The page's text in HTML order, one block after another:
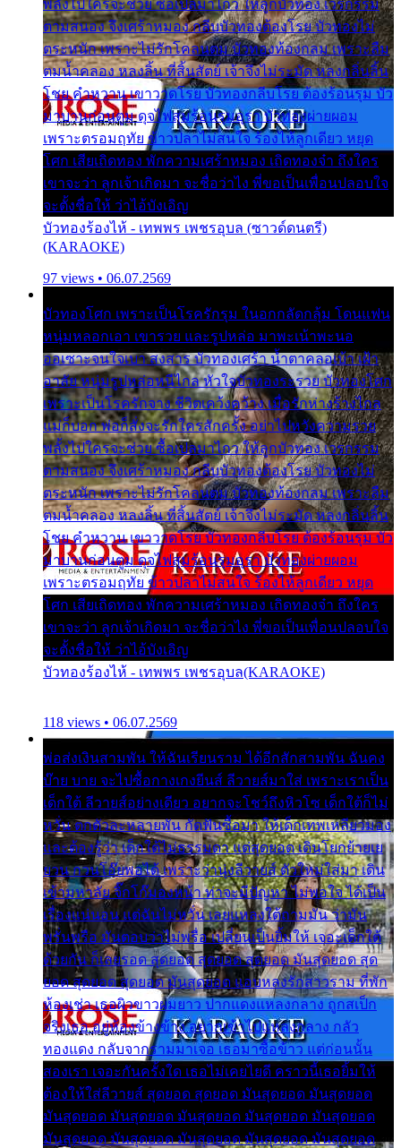
พลั้งไปใครจะช่วย ซื้อเปลมาไกว ให้ลูกบัวทอง เวรกรรม
ตามสนอง จึงเศร้าหมอง กลีบบัวทองต้องโรย บัวทองไม่
ตระหนัก เพราะไม่รักโคลนตม บัวทองท้องกลม เพราะลืม
ตมน้ำคลอง หลงลิ้น ที่สิ้นสัตย์ เจ้าจึงไม่ระมัด หลงกลิ่นลิ้น
โชย คำหวาน เขาวาดโรย บัวทองกลีบโรย ต้องร้อนรุม บัว
มาบานก่อนตูม ดุจไฟสุมร้อนรุมอุรา บัวทองผ่ายผอม
เพราะตรอมฤทัย ข้าวปลาไม่สนใจ ร้องไห้ลูกเดียว หยุด
โศก เสียเถิดทอง พักความเศร้าหมอง เถิดทองจ๋า ถึงใคร
เขาจะว่า ลูกเจ้าเกิดมา จะชื่อว่าไง พี่ขอเป็นเพื่อนปลอบใจ
จะตั้งชื่อให้ ว่าไอ้บังเอิญ
บัวทองร้องไห้ - เทพพร เพชรอุบล (ซาวด์ดนตรี)
(KARAOKE)
97 views • 06.07.2569
บัวทองโศก เพราะเป็นโรครักรุม ในอกกลัดกลุ้ม โดนแฟน
หนุ่มหลอกเอา เขารวย และรูปหล่อ มาพะเน้าพะนอ
ออเซาะจนใจเบา สงสาร บัวทองเศร้า น้ำตาคลอเบ้า เฝ้า
อาลัย หนุ่มรูปหล่อหนีไกล หัวใจบัวทองระรวย บัวทองโศก
เพราะเป็นโรครักจาง ชีวิตเคว้งคว้าง เมื่อรักห่างร้างไกล
แม่ก็บอก พ่อก็สั่งจะรักใครสักครั้ง อย่าไปหวังความรวย
พลั้งไปใครจะช่วย ซื้อเปลมาไกว ให้ลูกบัวทอง เวรกรรม
ตามสนอง จึงเศร้าหมอง กลีบบัวทองต้องโรย บัวทองไม่
ตระหนัก เพราะไม่รักโคลนตม บัวทองท้องกลม เพราะลืม
ตมน้ำคลอง หลงลิ้น ที่สิ้นสัตย์ เจ้าจึงไม่ระมัด หลงกลิ่นลิ้น
โชย คำหวาน เขาวาดโรย บัวทองกลีบโรย ต้องร้อนรุม บัว
มาบานก่อนตูม ดุจไฟสุมร้อนรุมอุรา บัวทองผ่ายผอม
เพราะตรอมฤทัย ข้าวปลาไม่สนใจ ร้องไห้ลูกเดียว หยุด
โศก เสียเถิดทอง พักความเศร้าหมอง เถิดทองจ๋า ถึงใคร
เขาจะว่า ลูกเจ้าเกิดมา จะชื่อว่าไง พี่ขอเป็นเพื่อนปลอบใจ
จะตั้งชื่อให้ ว่าไอ้บังเอิญ
บัวทองร้องไห้ - เทพพร เพชรอุบล(KARAOKE)
118 views • 06.07.2569
พ่อส่งเงินสามพัน ให้ฉันเรียนราม ได้อีกสักสามพัน ฉันคง
บ๊าย บาย จะไปซื้อกางเกงยีนส์ ลีวายส์มาใส่ เพราะเราเป็น
เด็กใต้ ลีวายส์อย่างเดียว อยากจะโชว์ถึงหิวโซ เด็กใต้ก็ไม่
หวั่น ตกตัวละหลายพัน กัดฟันซื้อมา ให้เด็กเทพเหลียวมอง
และต้องรู้ว่า เด็กใต้ไม่ธรรมดา แต่สุดยอด เดินโยกย้ายเย
ยวน กวนโอ๊ยพอได้ เพราะว่านุ่งลีวายส์ ตัวใหม่ใส่มา เดิน
เข้ามหาลัย จิ๊กโก๊มองหน้า ท่าจะมีปัญหา ไม่พอใจ ได้เป็น
เรื่องแน่นอน แต่ฉันไม่หวั่น เลยแหลงใต้ถามมัน ว่ามัน
พรั่นพรือ มันตอบว่าไม่พรื่อ เปลี่ยนเป็นยิ้มให้ เจอะเด็กใต้
ด้วยกัน ก็เลยรอด สุดยอด สุดยอด สุดยอด มันสุดยอด สุด
ยอด สุดยอด สุดยอด มันสุดยอด แอบหลงรักสาวราม ที่พัก
ห้องเช่า เธอผิวขาวผมยาว ปากแดงแหลงกลาง ถูกสเป็ก
จริงเธอ อยู่ห้องข้างข้าง อยากเข้าไปแหลงกลาง กลัว
ทองแดง กลับจากรามมาเจอ เธอมาซื้อข้าว แต่ก่อนนั้น
สองเรา เจอะกันครั้งใด เธอไม่เคยไยดี คราวนี้เธอยิ้มให้
ต้องให้ใส่ลีวายส์ สุดยอด สุดยอด มันสุดยอด มันสุดยอด
มันสุดยอด มันสุดยอด มันสุดยอด มันสุดยอด มันสุดยอด
มันสุดยอด มันสุดยอด มันสุดยอด มันสุดยอด มันสุดยอด